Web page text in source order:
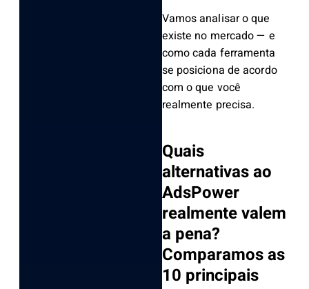
Vamos analisar o que
existe no mercado — e
como cada ferramenta
se posiciona de acordo
com o que você
realmente precisa.
Quais
alternativas ao
AdsPower
realmente valem
a pena?
Comparamos as
10 principais